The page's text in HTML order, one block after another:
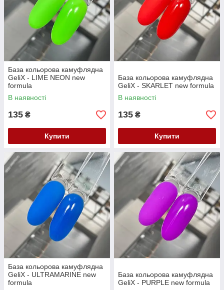
База кольорова камуфлядна
GeliX - LIME NEON new
formula
В наявності
135 ₴
Купити
База кольорова камуфлядна
GeliX - SKARLET new formula
В наявності
135 ₴
Купити
База кольорова камуфлядна
GeliX - ULTRAMARINE new
formula
База кольорова камуфлядна
GeliX - PURPLE new formula